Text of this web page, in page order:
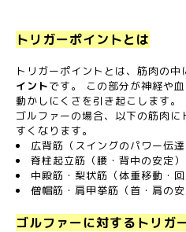
トリガーポイントとは
トリガーポイントとは、筋肉の中
イントです。 この部分が神経や
動かしにくさを引き起こします。
ゴルファーの場合、以下の筋肉
すくなります。
広背筋（スイングのパワー伝達
脊柱起立筋（腰・背中の安定）
中殿筋・梨状筋（体重移動・回
僧帽筋・肩甲挙筋（首・肩の安
ゴルファーに対するトリガ